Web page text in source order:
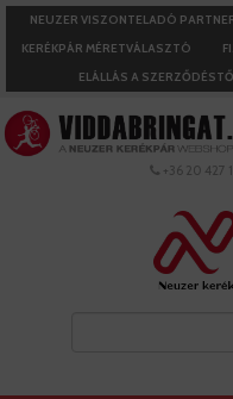
NEUZER VISZONTELADÓ
KERÉKPÁR MÉRETVÁLASZTÓ
ELÁLLÁS A
+36 20 427